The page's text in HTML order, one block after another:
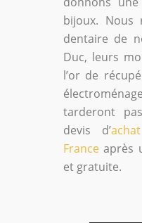
bijoux. Nous
dentaire de
Duc, leurs
l’or de
tarderont
devis d’
France après
et gratuite.